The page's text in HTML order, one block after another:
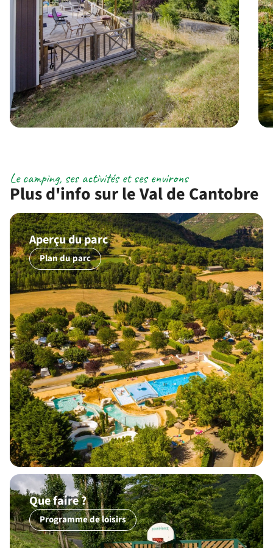
Plus d'info sur le Val de Cantobre
Le camping, ses activités et ses environs
Aperçu du parc
Plan du parc
Que faire ?
Programme de loisirs